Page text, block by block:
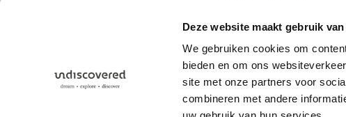
Deze website maakt gebruik
We gebruiken cookies om
bieden en om ons
site met onze partners voor
combineren met andere